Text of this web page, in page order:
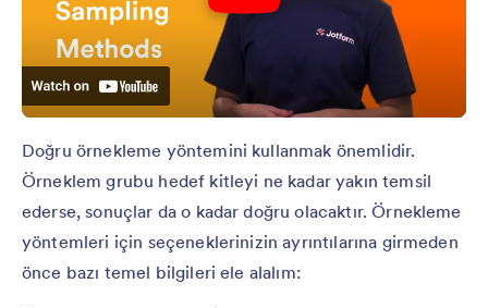
Doğru örnekleme yöntemini kullanmak önemlidir.
Örneklem grubu hedef kitleyi ne kadar yakın temsil
ederse, sonuçlar da o kadar doğru olacaktır. Örnekleme
yöntemleri için seçeneklerinizin ayrıntılarına girmeden
önce bazı temel bilgileri ele alalım: